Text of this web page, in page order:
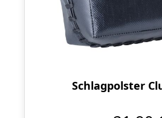
Schlagpolster